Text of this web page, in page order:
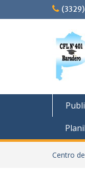
Centro